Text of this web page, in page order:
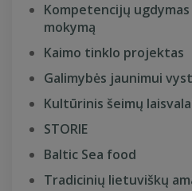
Kompetencijų
mokymą
Kaimo tinklo projektas
Galimybės jaunimui
Kultūrinis šeimų
STORIE
Baltic Sea food
Tradicinių lietuviškų